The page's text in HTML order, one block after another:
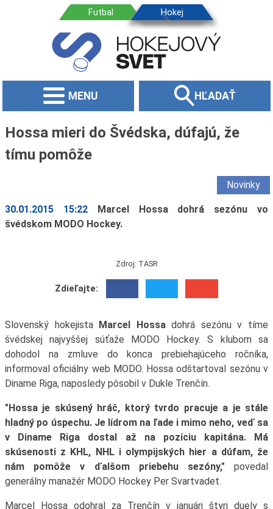
MENU HĽADAŤ
Hossa mieri do Švédska, dúfajú, že
tímu pomôže
Novinky
30.01.2015 15:22
Marcel Hossa dohrá sezónu vo
švédskom MODO Hockey.
Zdroj: TASR
Zdieľajte:
Slovenský hokejista Marcel Hossadohrá sezónu v tíme
švédskej najvyššej súťaže MODO Hockey. S klubom sa
dohodol na zmluve do konca prebiehajúceho ročníka,
informoval oficiálny web MODO. Hossa odštartoval sezónu v
Diname Riga, naposledy pôsobil v Dukle Trenčín.
"Hossa je skúsený hráč, ktorý tvrdo pracuje a je stále
hladný po úspechu. Je lídrom na ľade i mimo neho, veď sa
v Diname Riga dostal až na pozíciu kapitána. Má
skúsenosti z KHL, NHL i olympijských hier a dúfam, že
nám pomôže v ďalšom priebehu sezóny," povedal
generálny manažér MODO Hockey Per Svartvadet.
Marcel Hossa odohral za Trenčín v januári štyri duely s